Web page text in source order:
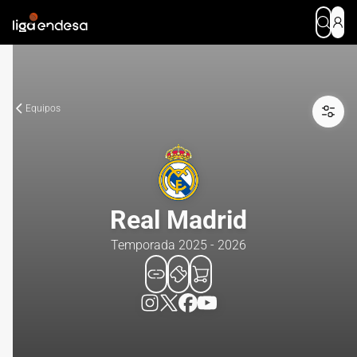
Equipos
Real Madrid
Temporada 2025 - 2026